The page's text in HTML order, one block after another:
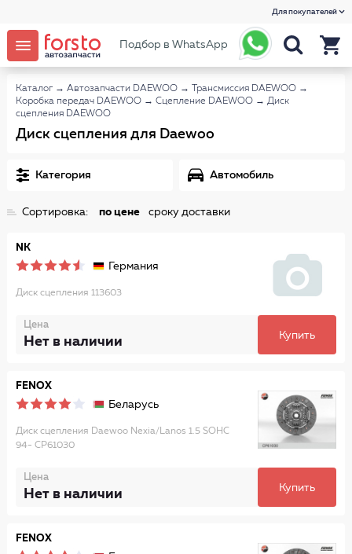
Для покупателей
Подбор в WhatsApp
Каталог → Автозапчасти DAEWOO → Трансмиссия DAEWOO →
Коробка передач DAEWOO → Сцепление DAEWOO → Диск
сцепления DAEWOO
Диск сцепления для Daewoo
Категория Автомобиль
Сортировка: по цене сроку доставки
NK
Германия
Диск сцепления 113603
Цена
Нет в наличии Купить
FENOX
Беларусь
Диск сцепления Daewoo Nexia/Lanos 1.5 SOHC
94- CP61030
Цена
Нет в наличии Купить
FENOX